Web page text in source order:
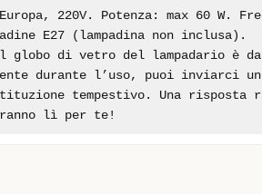
220V. Potenza: max 60 W.
E27 (lampadina non inclusa).
di vetro del lampadario è
durante l’uso, puoi inviarci
tempestivo. Una risposta
lì per te!